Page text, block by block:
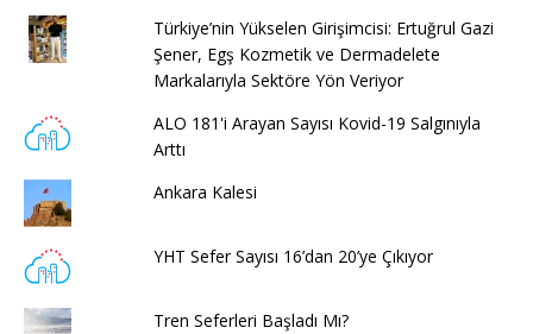
Türkiye’nin Yükselen Girişimcisi: Ertuğrul Gazi
Şener, Egş Kozmetik ve Dermadelete
Markalarıyla Sektöre Yön Veriyor
ALO 181'i Arayan Sayısı Kovid-19 Salgınıyla
Arttı
Ankara Kalesi
YHT Sefer Sayısı 16’dan 20’ye Çıkıyor
Tren Seferleri Başladı Mı?